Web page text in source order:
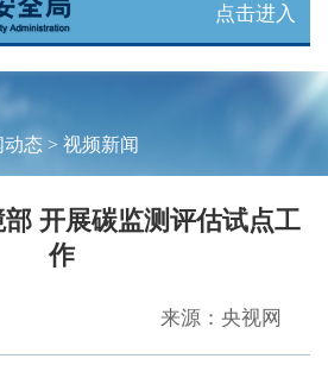
点击进入
动态 > 视频新闻
开展碳监测评估试点工
作
来源：央视网